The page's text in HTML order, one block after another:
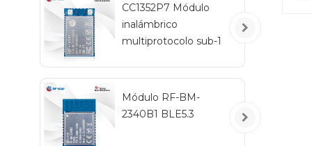
CC1352P7 Módulo
inalámbrico
multiprotocolo sub-1
Módulo RF-BM-
2340B1 BLE5.3